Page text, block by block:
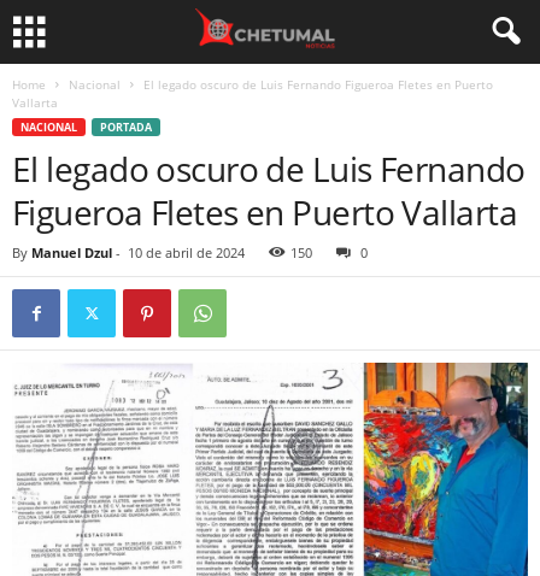
Home Nacional
El legado oscuro de Luis Fernando Figueroa Fletes en Puerto
Vallarta
NACIONAL PORTADA
El legado oscuro de Luis Fernando
Figueroa Fletes en Puerto Vallarta
By Manuel Dzul - 10 de abril de 2024 150 0